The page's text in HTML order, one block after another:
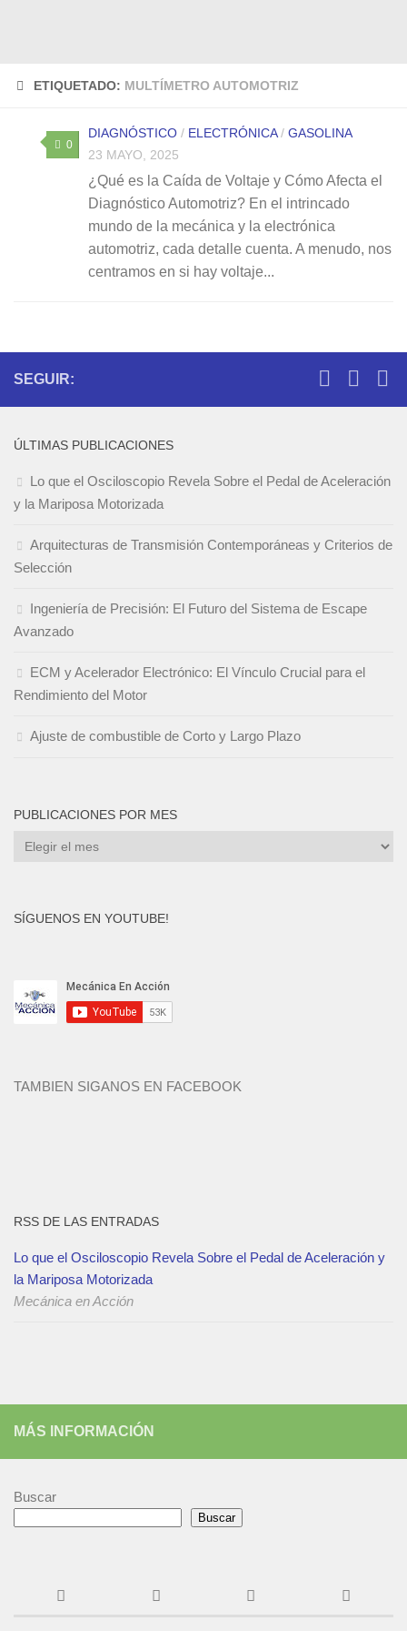
ETIQUETADO: MULTÍMETRO AUTOMOTRIZ
0
DIAGNÓSTICO / ELECTRÓNICA/ GASOLINA
23 MAYO, 2025
¿Qué es la Caída de Voltaje y Cómo Afecta el
Diagnóstico Automotriz? En el intrincado
mundo de la mecánica y la electrónica
automotriz, cada detalle cuenta. A menudo, nos
centramos en si hay voltaje...
SEGUIR:
ÚLTIMAS PUBLICACIONES
Lo que el Osciloscopio Revela Sobre el Pedal de Aceleración
y la Mariposa Motorizada
Arquitecturas de Transmisión Contemporáneas y Criterios de
Selección
Ingeniería de Precisión: El Futuro del Sistema de Escape
Avanzado
ECM y Acelerador Electrónico: El Vínculo Crucial para el
Rendimiento del Motor
Ajuste de combustible de Corto y Largo Plazo
PUBLICACIONES POR MES
Publicaciones
SÍGUENOS EN YOUTUBE!
TAMBIEN SIGANOS EN FACEBOOK
RSS DE LAS ENTRADAS
Lo que el Osciloscopio Revela Sobre el Pedal de Aceleración y
la Mariposa Motorizada
Mecánica en Acción
MÁS INFORMACIÓN
Buscar
Buscar